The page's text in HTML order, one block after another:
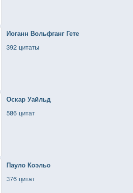
Иоганн Вольфганг Гете
392 цитаты
Оскар Уайльд
586 цитат
Пауло Коэльо
376 цитат